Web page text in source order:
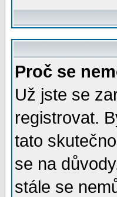
Proč se
Už jste se
registrovat.
tato
se na
stále se